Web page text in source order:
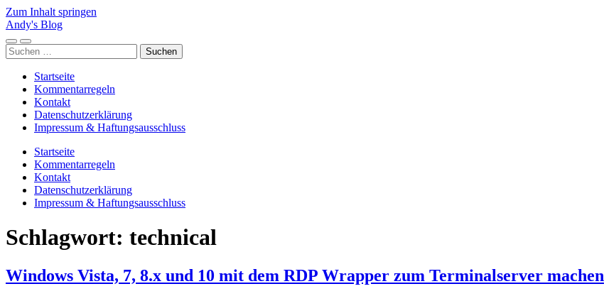
Zum Inhalt springen
Andy's Blog
Mobile-
Menü
Suchfeld
ein-/ausblenden
Suchen
nach:
Startseite
Kommentarregeln
Kontakt
Datenschutzerklärung
Impressum & Haftungsausschluss
Startseite
Kommentarregeln
Kontakt
Datenschutzerklärung
Impressum & Haftungsausschluss
Schlagwort: technical
Windows Vista, 7, 8.x und 10 mit dem RDP Wrapper zum Terminalserver machen